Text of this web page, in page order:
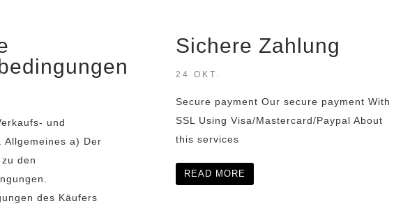
und
Allgemeines a) Der
den
des Käufers
Sichere Zahlung
24 OKT.
Secure payment Our secure payment With
SSL Using Visa/Mastercard/Paypal About
this services
READ MORE